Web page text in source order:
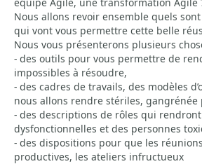
Nous allons revoir ensemble quels
qui vont vous permettre cette belle
Nous vous présenterons plusieurs
- des outils pour vous permettre de
impossibles à résoudre,
- des cadres de travails, des modèles
nous allons rendre stériles, gangrénée
- des descriptions de rôles qui
dysfonctionnelles et des personnes
- des dispositions pour que les
productives, les ateliers infructueux